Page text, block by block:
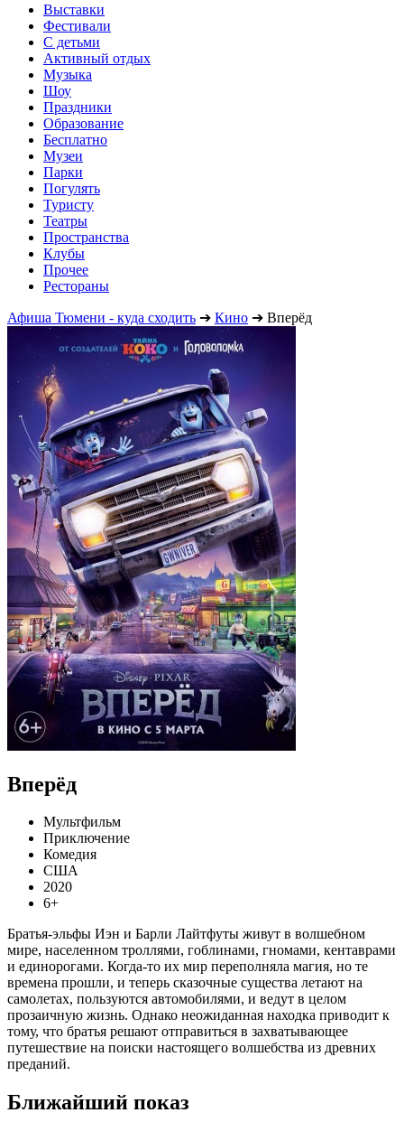
Выставки
Фестивали
С детьми
Активный отдых
Музыка
Шоу
Праздники
Образование
Бесплатно
Музеи
Парки
Погулять
Туристу
Театры
Пространства
Клубы
Прочее
Рестораны
Афиша Тюмени - куда сходить ➔ Кино ➔ Вперёд
Вперёд
Мультфильм
Приключение
Комедия
США
2020
6+
Братья-эльфы Иэн и Барли Лайтфуты живут в волшебном
мире, населенном троллями, гоблинами, гномами, кентаврами
и единорогами. Когда-то их мир переполняла магия, но те
времена прошли, и теперь сказочные существа летают на
самолетах, пользуются автомобилями, и ведут в целом
прозаичную жизнь. Однако неожиданная находка приводит к
тому, что братья решают отправиться в захватывающее
путешествие на поиски настоящего волшебства из древних
преданий.
Ближайший показ